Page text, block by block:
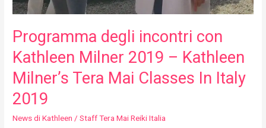
Programma degli incontri con
Kathleen Milner 2019 – Kathleen
Milner’s Tera Mai Classes In Italy
2019
News di Kathleen /Staff Tera Mai Reiki Italia
2019